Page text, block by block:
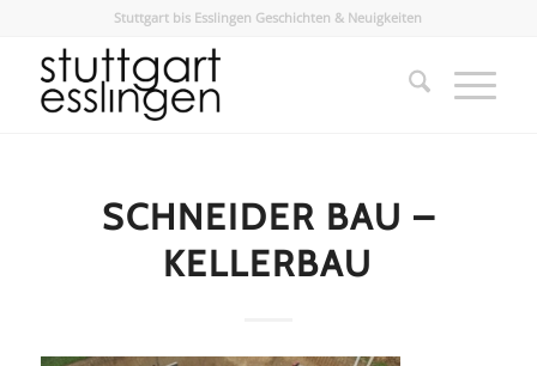
Stuttgart bis Esslingen Geschichten & Neuigkeiten
SCHNEIDER BAU –
KELLERBAU